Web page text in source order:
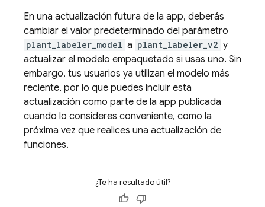
En una actualización futura de la app, deberás
cambiar el valor predeterminado del parámetro
plant_labeler_model a plant_labeler_v2 y
actualizar el modelo empaquetado si usas uno. Sin
embargo, tus usuarios ya utilizan el modelo más
reciente, por lo que puedes incluir esta
actualización como parte de la app publicada
cuando lo consideres conveniente, como la
próxima vez que realices una actualización de
funciones.
¿Te ha resultado útil?